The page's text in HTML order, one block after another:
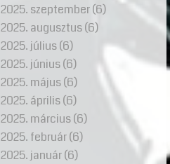
2025. szeptember(6)
2025. augusztus(6)
2025. július(6)
2025. június(6)
2025. május(6)
2025. április(6)
2025. március(6)
2025. február(6)
2025. január(6)